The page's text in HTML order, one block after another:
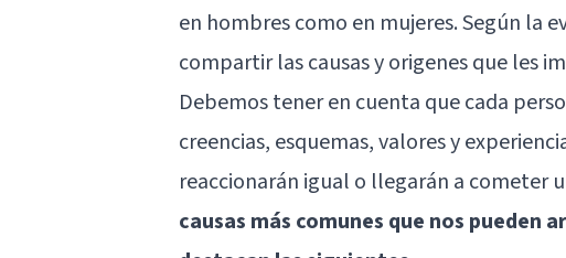
en hombres como en mujeres. Según la
compartir las causas y origenes que les
Debemos tener en cuenta que cada
creencias, esquemas, valores y
reaccionarán igual o llegarán a cometer
causas más comunes que nos pueden